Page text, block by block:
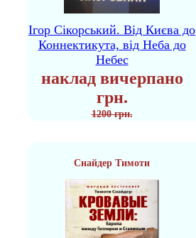
Ігор Сікорський. Від Києва до
Коннектикута, від Неба до
Небес
наклад вичерпано
грн.
1200 грн.
Снайдер Тимоти